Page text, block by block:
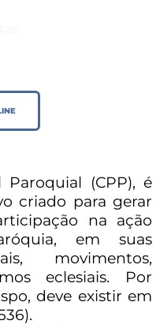
(CPP), é
criado para gerar
na ação
em suas
movimentos,
eclesiais. Por
deve existir em